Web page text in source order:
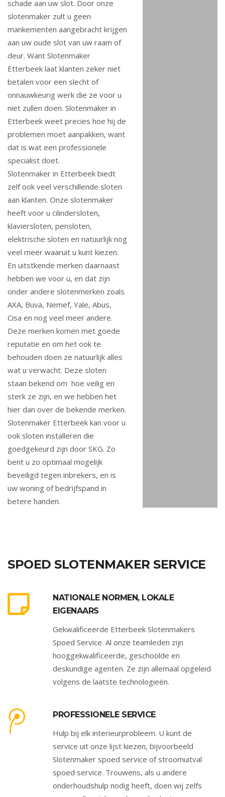
schade aan uw slot. Door onze
slotenmaker zult u geen
mankementen aangebracht krijgen
aan uw oude slot van uw raam of
deur. Want Slotenmaker
Etterbeek laat klanten zeker niet
betalen voor een slecht of
onnauwkeurig werk die ze voor u
niet zullen doen. Slotenmaker in
Etterbeek weet precies hoe hij de
problemen moet aanpakken, want
dat is wat een professionele
specialist doet.
Slotenmaker in Etterbeek biedt
zelf ook veel verschillende sloten
aan klanten. Onze slotenmaker
heeft voor u cilindersloten,
klaviersloten, pensloten,
elektrische sloten en natuurlijk nog
veel meer waaruit u kunt kiezen.
En uitstkende merken daarnaast
hebben we voor u, en dat zijn
onder andere slotenmerken zoals
AXA, Buva, Nemef, Yale, Abus,
Cisa en nog veel meer andere.
Deze merken komen met goede
reputatie en om het ook te
behouden doen ze natuurlijk alles
wat u verwacht. Deze sloten
staan bekend om hoe veilig en
sterk ze zijn, en we hebben het
hier dan over de bekende merken.
Slotenmaker Etterbeek kan voor u
ook sloten installeren die
goedgekeurd zijn door SKG. Zo
bent u zo optimaal mogelijk
beveiligd tegen inbrekers, en is
uw woning of bedrijfspand in
betere handen.
SPOED SLOTENMAKER SERVICE
NATIONALE NORMEN, LOKALE
EIGENAARS
Gekwalificeerde Etterbeek Slotenmakers
Spoed Service. Al onze teamleden zijn
hooggekwalificeerde, geschoolde en
deskundige agenten. Ze zijn allemaal opgeleid
volgens de laatste technologieën.
PROFESSIONELE SERVICE
Hulp bij elk interieurprobleem. U kunt de
service uit onze lijst kiezen, bijvoorbeeld
Slotenmaker spoed service of stroomuitval
spoed service. Trouwens, als u andere
onderhoudshulp nodig heeft, doen wij zelfs